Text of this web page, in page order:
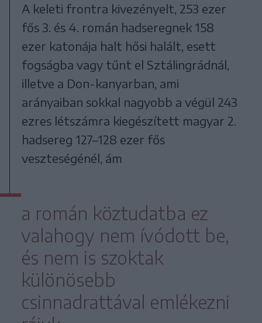
A keleti frontra kivezényelt, 253 ezer
fős 3. és 4. román hadseregnek 158
ezer katonája halt hősi halált, esett
fogságba vagy tűnt el Sztálingrádnál,
illetve a Don-kanyarban, ami
arányaiban sokkal nagyobb a végül 243
ezres létszámra kiegészített magyar 2.
hadsereg 127–128 ezer fős
veszteségénél, ám
a román köztudatba ez
valahogy nem ívódott be,
és nem is szoktak
különösebb
csinnadrattával emlékezni